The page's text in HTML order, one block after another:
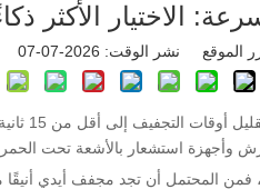
الاختيار الأكثر
نشر الوقت: 2026-07-07 المنشأ:
تعمل
المحتمل أن تجد مجفف أيدي أنيقًا